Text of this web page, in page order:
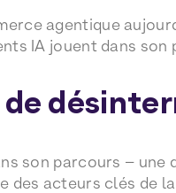
agentique
IA jouent dans son
son parcours – une
acteurs clés de la